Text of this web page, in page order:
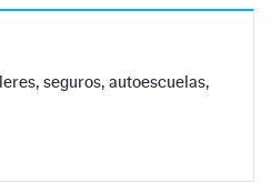
seguros, autoescuelas,